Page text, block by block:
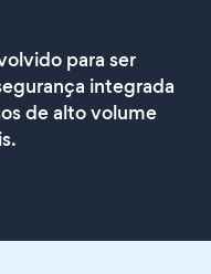
para ser
integrada
de alto volume